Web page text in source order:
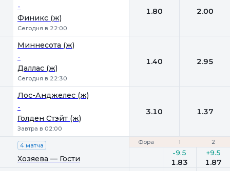
-
Финикс (ж)
Сегодня в 22:00
1.80 2.00
Миннесота (ж)
-
Даллас (ж)
Сегодня в 22:30
1.40 2.95
Лос-Анджелес (ж)
-
Голден Стэйт (ж)
Завтра в 02:00
3.10 1.37
Фора 1 2
4 матча
Хозяева — Гости
Фора 1 2
-9.5
1.83
+9.5
1.87